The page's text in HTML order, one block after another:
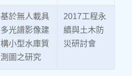
基於無人載具
多光譜影像建
構小型水庫質
測圖之研究
2017工程永
續與土木防
災研討會